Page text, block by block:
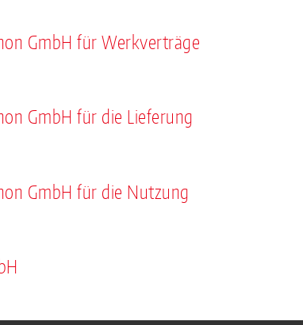
GmbH für Werkverträge
GmbH für die Lieferung
GmbH für die Nutzung